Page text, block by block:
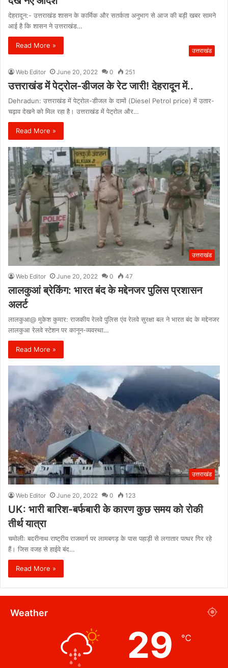
देहरादून:- उत्तराखंड शासन के कार्मिक और सतर्कता अनुभाग से आज की बड़ी खबर सामने
आई है कि शासन ने उत्तराखंड…
Read More »
उत्तराखंड
Web Editor June 20, 2022 0 251
उत्तराखंड में पेट्रोल-डीजल के रेट जारी! देहरादून में..
Dehradun: उत्तराखंड में पेट्रोल-डीजल के दामों (Diesel Petrol price) में उतार-
चढ़ाव देखने को मिल रहा है। उत्तराखंड में पेट्रोल और…
Read More »
उत्तराखंड
Web Editor June 20, 2022 0 47
लालकुआं ब्रेकिंग: भारत बंद के मद्देनजर पुलिस प्रशासन
अलर्ट
लालकुआ@ मुकेश कुमार: राजकीय रेलवे पुलिस एंव रेलवे सुरक्षा बल ने भारत बंद के मद्देनजर
लालकुआ रेलवे स्टेशन पर कानून-व्यवस्था…
Read More »
उत्तराखंड
Web Editor June 20, 2022 0 123
UK: भारी बारिश-बर्फबारी के कारण कुछ समय को रोकी
तीर्थ यात्रा
चमोलीः बदरीनाथ राष्ट्रीय राजमार्ग पर लामबगड़ के पास पहाड़ी से लगातार पत्थर गिर रहे
हैं। जिस वजह से हाईवे बंद…
Read More »
Weather
29 ℃